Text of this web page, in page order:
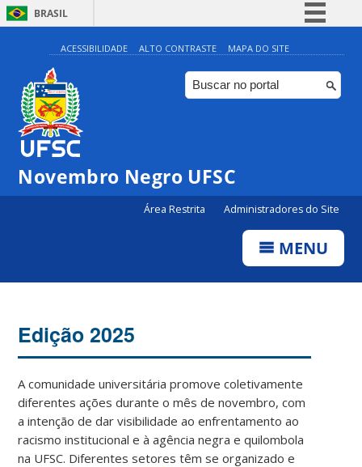
BRASIL
Simplifique!
Comunica BR
Participe
ACESSIBILIDADE ALTO CONTRASTE MAPA DO SITE
Novembro Negro UFSC
Área Restrita Administradores do Site
MENU
Edição 2025
A comunidade universitária promove coletivamente
diferentes ações durante o mês de novembro, com
a intenção de dar visibilidade ao enfrentamento ao
racismo institucional e à agência negra e quilombola
na UFSC. Diferentes setores têm se organizado e